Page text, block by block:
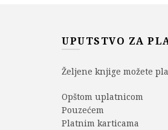
UPUTSTVO ZA
Željene knjige možete
Opštom uplatnicom
Pouzećem
Platnim karticama